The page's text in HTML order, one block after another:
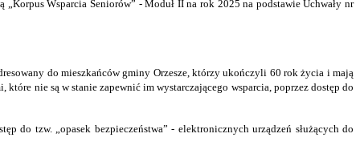
Wsparcia Seniorów” - Moduł II na rok 2025 na podstawie Uchwały nr
do mieszkańców gminy Orzesze, którzy ukończyli 60 rok życia i mają
nie są w stanie zapewnić im wystarczającego wsparcia, poprzez dostęp do
do tzw. „opasek bezpieczeństwa” - elektronicznych urządzeń służących do